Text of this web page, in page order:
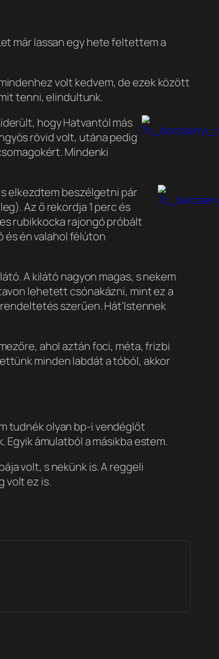
már lassan egy hete feltettem a
volt kedvem, de ezek között
tenni, elindultunk.
hogy Hatvantól más
rövid volt, utána pedig
Mindenki
elkezdtem beszélgetni pár
Az ő rekordja 1 perc és
rubikkocka rajongó próbált
és én valahol félúton
A kilátó nagyon magas, s nekem
lehetett csónakázni, mint ez a
szerűen. Hát’Istennek
ahol aztán foci, méta, frizbi
minden labdát a tóból, akkor
tudnék olyan bp-i vendéglőt
ámulatból a másikba estem.
volt, s nekünk is. A reggeli
volt ez is.